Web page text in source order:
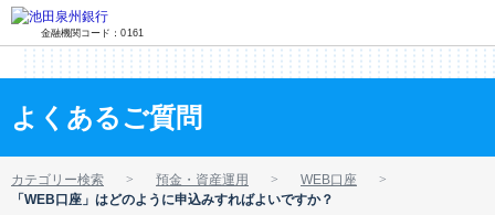
金融機関コード：0161
よくあるご質問
カテゴリー検索 預金・資産運用
WEB口座
「WEB口座」はどのように申込みすればよいですか？